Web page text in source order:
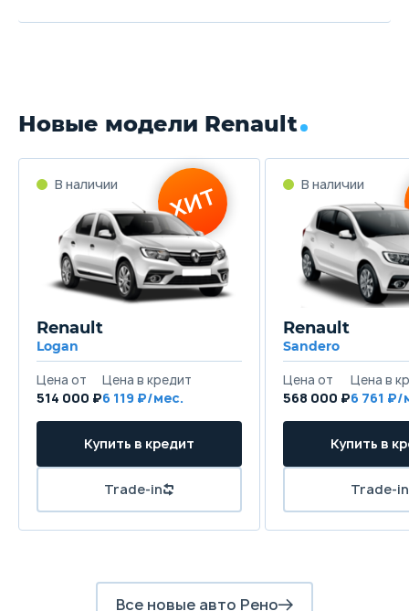
Новые модели Renault
Renault
Logan
514 000 ₽6 119
Renault
Sandero
568 000 ₽6 761
Все новые авто Рено